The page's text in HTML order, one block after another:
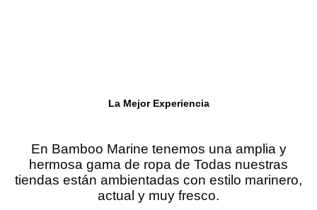
La Mejor Experiencia
En Bamboo Marine tenemos una amplia y
hermosa gama de ropa de Todas nuestras
tiendas están ambientadas con estilo marinero,
actual y muy fresco.